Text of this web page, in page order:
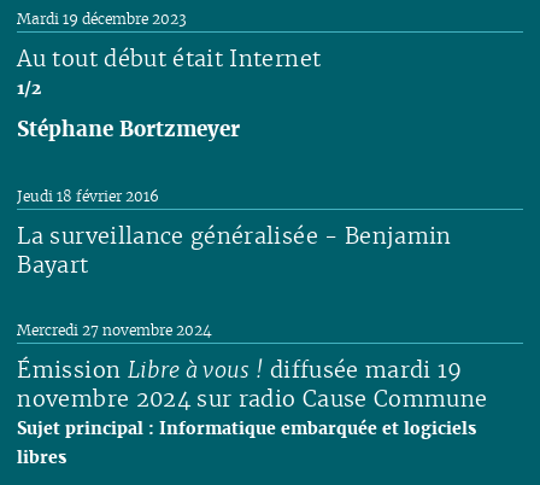
Au tout début était Internet
1/2
Mardi 19 décembre 2023
Stéphane Bortzmeyer
Lire
La surveillance généralisée - Benjamin
Bayart
Jeudi 18 février 2016
Émission Libre à vous ! diffusée mardi 19
novembre 2024 sur radio Cause Commune
Sujet principal : Informatique embarquée et logiciels
libres
Mercredi 27 novembre 2024